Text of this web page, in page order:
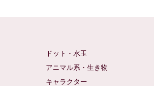
ドット・水玉
アニマル系・生き物
キャラクター